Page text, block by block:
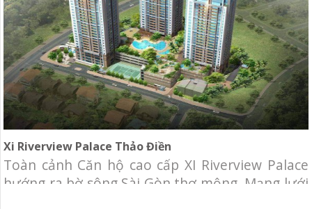
Xi Riverview Palace Thảo Điền
Toàn cảnh Căn hộ cao cấp XI Riverview Palace
hướng ra bờ sông Sài Gòn thơ mộng. Mạng lưới